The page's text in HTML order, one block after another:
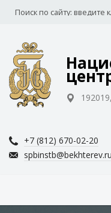
+7 (812) 670-02-20
spbinstb@bekhterev.ru